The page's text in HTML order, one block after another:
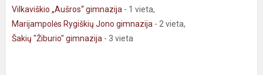
Vilkaviškio „Aušros“ gimnazija - 1 vieta,
Marijampolės Rygiškių Jono gimnazija - 2 vieta,
Šakių "Žiburio" gimnazija - 3 vieta